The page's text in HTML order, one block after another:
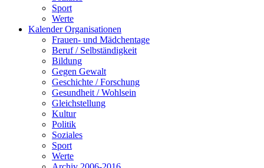
Sport
Werte
Kalender Organisationen
Frauen- und Mädchentage
Beruf / Selbständigkeit
Bildung
Gegen Gewalt
Geschichte / Forschung
Gesundheit / Wohlsein
Gleichstellung
Kultur
Politik
Soziales
Sport
Werte